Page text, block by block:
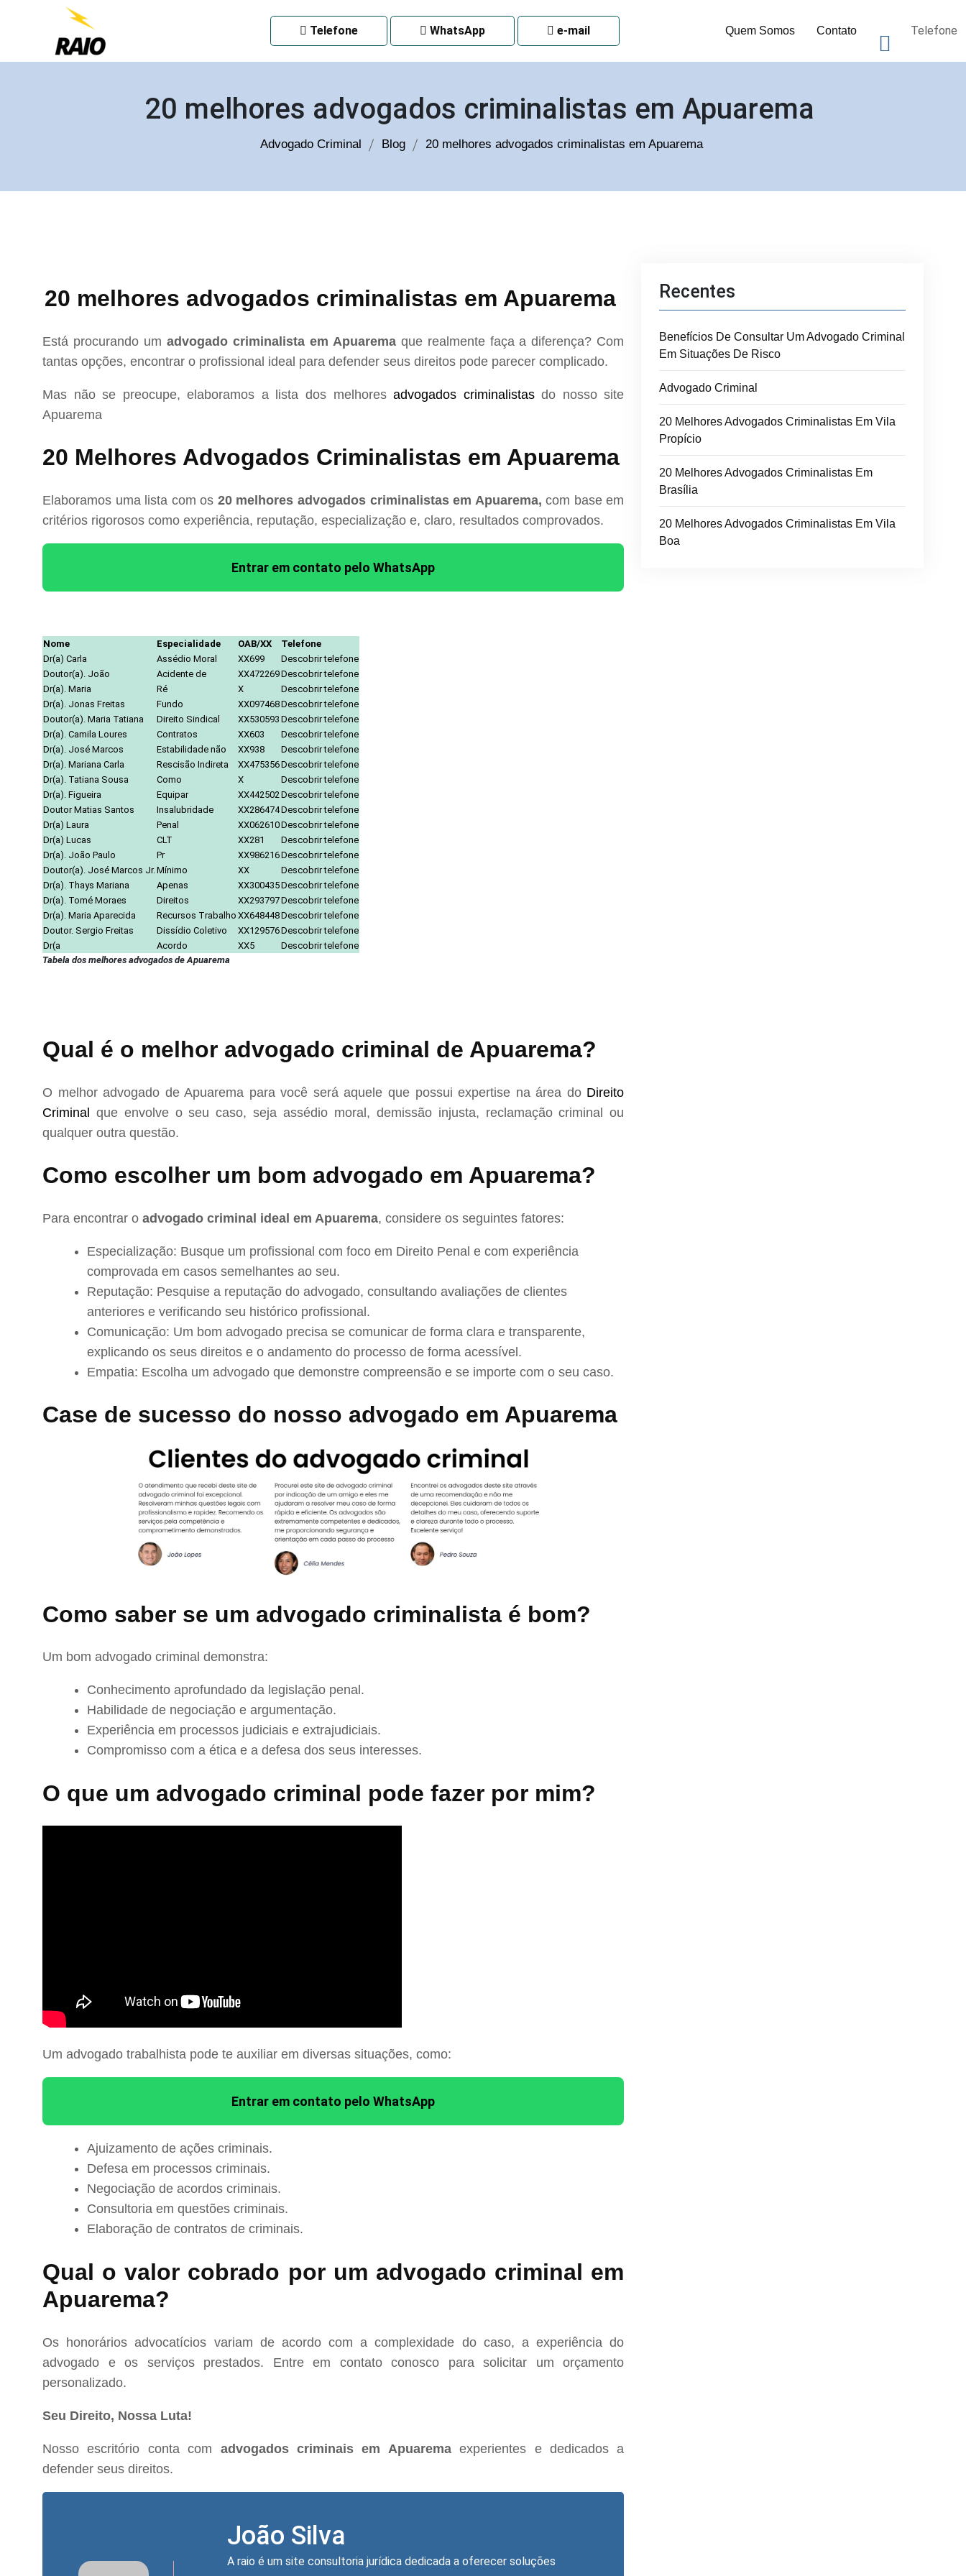
Telefone WhatsApp e-mail Quem Somos Contato Telefone
20 melhores advogados criminalistas em Apuarema
Advogado Criminal Blog 20 melhores advogados criminalistas em Apuarema
20 melhores advogados criminalistas em Apuarema
Está procurando um advogado criminalista em Apuaremaque realmente faça a diferença? Com
tantas opções, encontrar o profissional ideal para defender seus direitos pode parecer complicado.
Mas não se preocupe, elaboramos a lista dos melhoresadvogados criminalistasdo nosso site
Apuarema
20 Melhores Advogados Criminalistas em Apuarema
Elaboramos uma lista com os 20 melhores advogados criminalistas em Apuarema, com base em
critérios rigorosos como experiência, reputação, especialização e, claro, resultados comprovados.
Entrar em contato pelo WhatsApp
Nome Especialidade OAB/XX
Telefone
Dr(a) Carla
Assédio Moral XX699
Descobrir telefone
Doutor(a). João
Acidente de XX472269Descobrir telefone
Dr(a). Maria
Ré X
Descobrir telefone
Dr(a). Jonas Freitas
Fundo XX097468Descobrir telefone
Doutor(a). Maria Tatiana
Direito Sindical XX530593 Descobrir telefone
Dr(a). Camila Loures
Contratos XX603
Descobrir telefone
Dr(a). José Marcos
Estabilidade não XX938
Descobrir telefone
Dr(a). Mariana Carla
Rescisão Indireta XX475356Descobrir telefone
Dr(a). Tatiana Sousa
Como X
Descobrir telefone
Dr(a). Figueira
Equipar XX442502 Descobrir telefone
Doutor Matias Santos
Insalubridade XX286474Descobrir telefone
Dr(a) Laura
Penal XX062610Descobrir telefone
Dr(a) Lucas
CLT XX281
Descobrir telefone
Dr(a). João Paulo
Pr XX986216Descobrir telefone
Doutor(a). José Marcos Jr. Mínimo XX
Descobrir telefone
Dr(a). Thays Mariana
Apenas XX300435Descobrir telefone
Dr(a). Tomé Moraes
Direitos XX293797Descobrir telefone
Dr(a). Maria Aparecida
Recursos Trabalho XX648448Descobrir telefone
Doutor. Sergio Freitas
Dissídio Coletivo XX129576Descobrir telefone
Dr(a
Acordo XX5
Descobrir telefone
Tabela dos melhores advogados de Apuarema
Qual é o melhor advogado criminal de Apuarema?
O melhor advogado de Apuarema para você será aquele que possui expertise na área do Direito
Criminal que envolve o seu caso, seja assédio moral, demissão injusta, reclamação criminal ou
qualquer outra questão.
Como escolher um bom advogado em Apuarema?
Para encontrar o advogado criminal ideal em Apuarema, considere os seguintes fatores:
Especialização: Busque um profissional com foco em Direito Penal e com experiência
comprovada em casos semelhantes ao seu.
Reputação: Pesquise a reputação do advogado, consultando avaliações de clientes
anteriores e verificando seu histórico profissional.
Comunicação: Um bom advogado precisa se comunicar de forma clara e transparente,
explicando os seus direitos e o andamento do processo de forma acessível.
Empatia: Escolha um advogado que demonstre compreensão e se importe com o seu caso.
Case de sucesso do nosso advogado em Apuarema
Como saber se um advogado criminalista é bom?
Um bom advogado criminal demonstra:
Conhecimento aprofundado da legislação penal.
Habilidade de negociação e argumentação.
Experiência em processos judiciais e extrajudiciais.
Compromisso com a ética e a defesa dos seus interesses.
O que um advogado criminal pode fazer por mim?
Um advogado trabalhista pode te auxiliar em diversas situações, como:
Entrar em contato pelo WhatsApp
Ajuizamento de ações criminais.
Defesa em processos criminais.
Negociação de acordos criminais.
Consultoria em questões criminais.
Elaboração de contratos de criminais.
Qual o valor cobrado por um advogado criminal em
Apuarema?
Os honorários advocatícios variam de acordo com a complexidade do caso, a experiência do
advogado e os serviços prestados. Entre em contato conosco para solicitar um orçamento
personalizado.
Seu Direito, Nossa Luta!
Nosso escritório conta com advogados criminais em Apuaremaexperientes e dedicados a
defender seus direitos.
João Silva
A raio é um site consultoria jurídica dedicada a oferecer soluções
Recentes
Benefícios De Consultar Um Advogado Criminal
Em Situações De Risco
Advogado Criminal
20 Melhores Advogados Criminalistas Em Vila
Propício
20 Melhores Advogados Criminalistas Em
Brasília
20 Melhores Advogados Criminalistas Em Vila
Boa